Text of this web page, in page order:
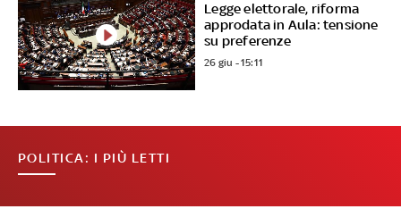
Legge elettorale, riforma
approdata in Aula: tensione
su preferenze
26 giu - 15:11
POLITICA: I PIÙ LETTI